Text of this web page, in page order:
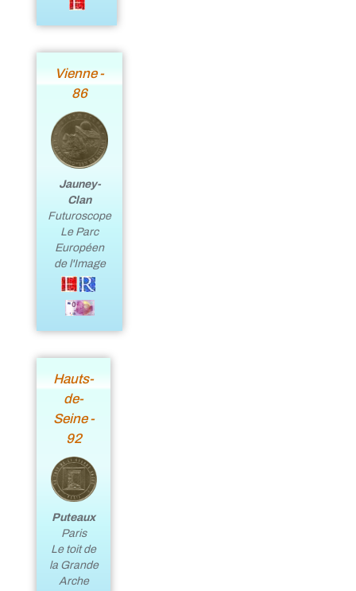
Vienne -
86
Jauney-
Clan
Futuroscope
Le Parc
Européen
de l'Image
Hauts-
de-
Seine -
92
Puteaux
Paris
Le toit de
la Grande
Arche